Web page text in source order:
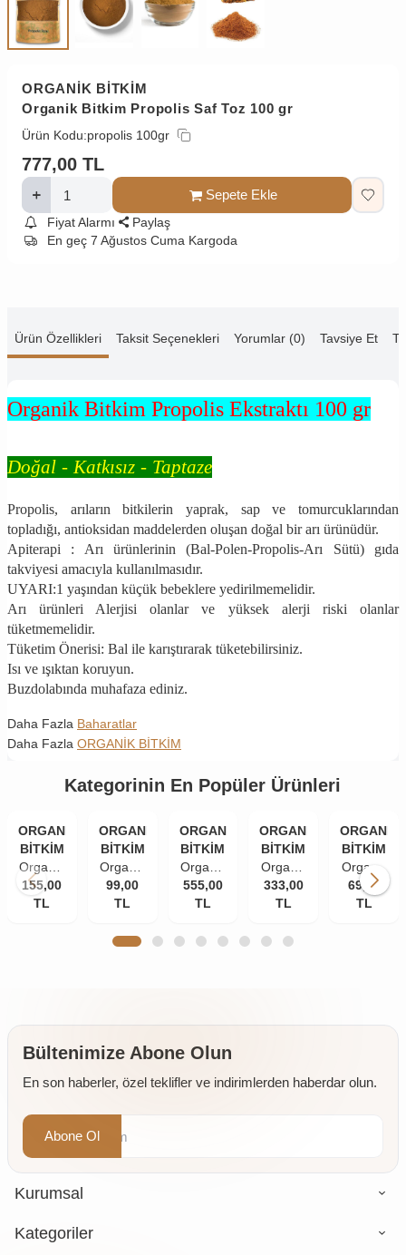
ORGANİK BİTKİM
Organik Bitkim Propolis Saf Toz 100 gr
Ürün Kodu:propolis 100gr
777,00 TL
Sepete Ekle
Fiyat Alarmı
Paylaş
En geç 7 Ağustos Cuma Kargoda
Ürün Özellikleri Taksit Seçenekleri Yorumlar (0) Tavsiye Et
Organik Bitkim Propolis Ekstraktı 100 gr
Doğal - Katkısız - Taptaze
Propolis, arıların bitkilerin yaprak, sap ve tomurcuklarından
topladığı, antioksidan maddelerden oluşan doğal bir arı ürünüdür.
Apiterapi : Arı ürünlerinin (Bal-Polen-Propolis-Arı Sütü) gıda
takviyesi amacıyla kullanılmasıdır.
UYARI:1 yaşından küçük bebeklere yedirilmemelidir.
Arı ürünleri Alerjisi olanlar ve yüksek alerji riski olanlar
tüketmemelidir.
Tüketim Önerisi: Bal ile karıştırarak tüketebilirsiniz.
Isı ve ışıktan koruyun.
Buzdolabında muhafaza ediniz.
Daha Fazla Baharatlar
Daha Fazla ORGANİK BİTKİM
Kategorinin En Popüler Ürünleri
ORGANİK
BİTKİM
Organik
Bitkim
84
Öğütülmüş
gr
155,00
TL
ORGANİK
BİTKİM
Organik
Bitkim
Tane
(İri
99,00
TL
ORGANİK
BİTKİM
Organik
Bitkim
Akgünlük
(Günlük-
555,00
TL
ORGANİK
BİTKİM
Organik
Bitkim
Damla
10 gr
333,00
TL
ORGANİK
BİTKİM
Organik
Bitkim
Zerdeçal
69,00
TL
Bültenimize Abone Olun
En son haberler, özel teklifler ve indirimlerden haberdar olun.
Abone Ol
Kurumsal
Kategoriler